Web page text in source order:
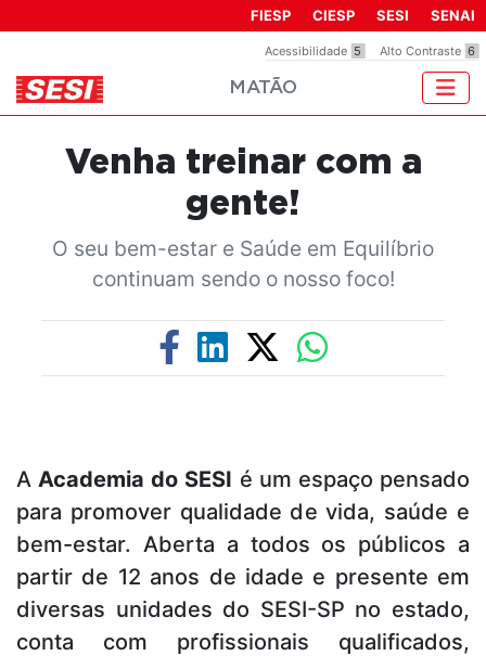
inclui
um
Acessibilidade 5 Alto Contraste 6
FIESP CIESP SESI SENAI
MATÃO
Venha treinar com a
gente!
O seu bem-estar e Saúde em Equilíbrio
continuam sendo o nosso foco!
AAcademia do SESI é um espaço pensado
para promover qualidade de vida, saúde e
bem-estar. Aberta a todos os públicos a
partir de 12 anos de idade e presente em
diversas unidades do SESI-SP no estado,
conta com profissionais qualificados,